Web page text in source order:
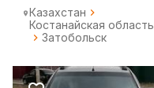
Казахстан
Костанайская область
Затобольск